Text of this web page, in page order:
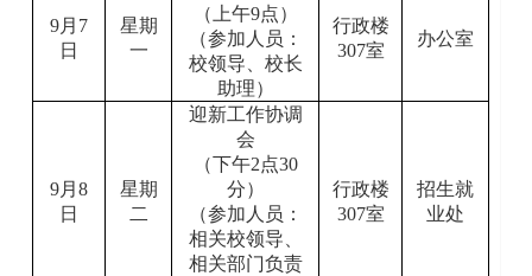
9月 7
日
星期
一
（上午9点）
（参加人员：
校领导、校长
助理）
行政楼
307室
办公室
9月8
日
星期
二
迎新工作协调
会
（下午2点30
分）
（参加人员：
相关校领导、
相关部门负责
行政楼
307室
招生就
业处